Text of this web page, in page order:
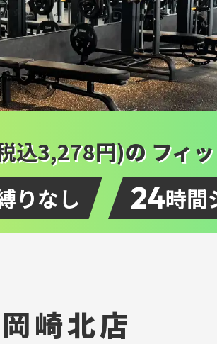
込3,278円)の フィ
りなし 24時間
岡崎北店